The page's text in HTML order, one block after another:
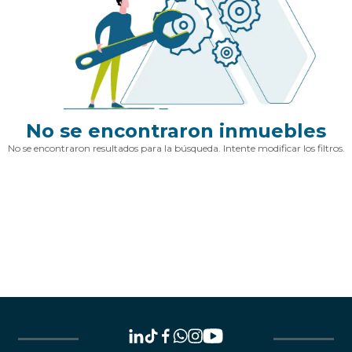
No se encontraron inmuebles
No se encontraron resultados para la búsqueda. Intente modificar los filtros.